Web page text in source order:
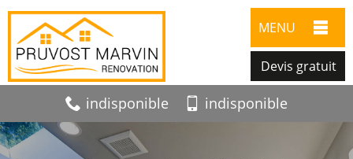
MENU
Devis gratuit
indisponible indisponible